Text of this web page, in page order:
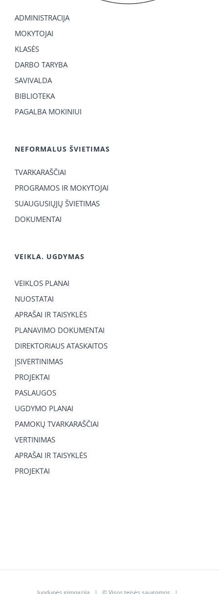
ADMINISTRACIJA
MOKYTOJAI
KLASĖS
DARBO TARYBA
SAVIVALDA
BIBLIOTEKA
PAGALBA MOKINIUI
NEFORMALUS ŠVIETIMAS
TVARKARAŠČIAI
PROGRAMOS IR MOKYTOJAI
SUAUGUSIŲJŲ ŠVIETIMAS
DOKUMENTAI
VEIKLA. UGDYMAS
VEIKLOS PLANAI
NUOSTATAI
APRAŠAI IR TAISYKLĖS
PLANAVIMO DOKUMENTAI
DIREKTORIAUS ATASKAITOS
ĮSIVERTINIMAS
PROJEKTAI
PASLAUGOS
UGDYMO PLANAI
PAMOKŲ TVARKARAŠČIAI
VERTINIMAS
APRAŠAI IR TAISYKLĖS
PROJEKTAI